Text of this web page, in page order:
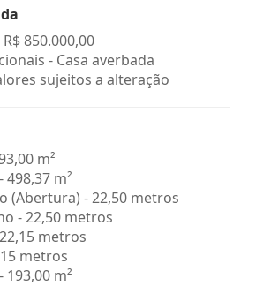
R$ 850.000,00
- Casa averbada
sujeitos a alteração
m²
m²
(Abertura) - 22,50 metros
- 22,50 metros
metros
metros
m²